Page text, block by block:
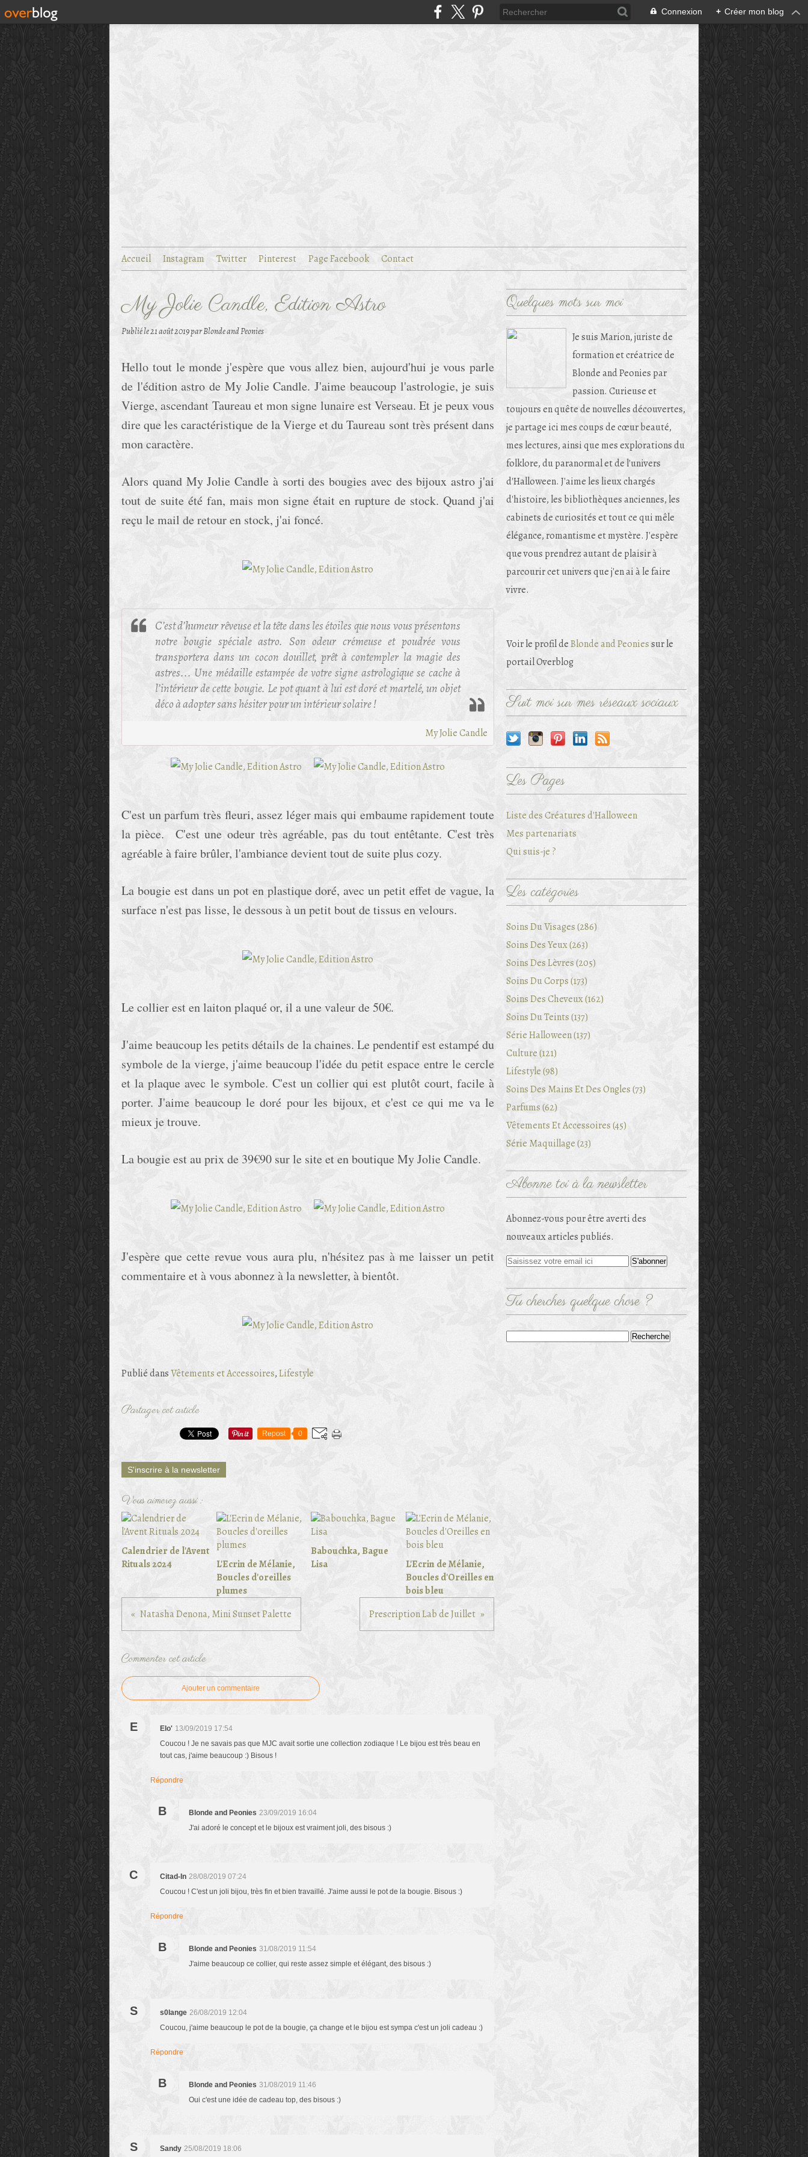
Connexion + Créer mon blog
Accueil Instagram Twitter Pinterest Page Facebook Contact
My Jolie Candle, Edition Astro
Publié le21 août 2019par Blonde and Peonies
Hello tout le monde j'espère que vous allez bien, aujourd'hui je vous parle
de l'édition astro de My Jolie Candle. J'aime beaucoup l'astrologie, je suis
Vierge, ascendant Taureau et mon signe lunaire est Verseau. Et je peux vous
dire que les caractéristique de la Vierge et du Taureau sont très présent dans
mon caractère.
Alors quand My Jolie Candle à sorti des bougies avec des bijoux astro j'ai
tout de suite été fan, mais mon signe était en rupture de stock. Quand j'ai
reçu le mail de retour en stock, j'ai foncé.
C’est d’humeur rêveuse et la tête dans les étoiles que nous vous présentons
notre bougie spéciale astro. Son odeur crémeuse et poudrée vous
transportera dans un cocon douillet, prêt à contempler la magie des
astres... Une médaille estampée de votre signe astrologique se cache à
l’intérieur de cette bougie. Le pot quant à lui est doré et martelé, un objet
déco à adopter sans hésiter pour un intérieur solaire !
My Jolie Candle
C'est un parfum très fleuri, assez léger mais qui embaume rapidement toute
la pièce. C'est une odeur très agréable, pas du tout entêtante. C'est très
agréable à faire brûler, l'ambiance devient tout de suite plus cozy.
La bougie est dans un pot en plastique doré, avec un petit effet de vague, la
surface n'est pas lisse, le dessous à un petit bout de tissus en velours.
Le collier est en laiton plaqué or, il a une valeur de 50€.
J'aime beaucoup les petits détails de la chaines. Le pendentif est estampé du
symbole de la vierge, j'aime beaucoup l'idée du petit espace entre le cercle
et la plaque avec le symbole. C'est un collier qui est plutôt court, facile à
porter. J'aime beaucoup le doré pour les bijoux, et c'est ce qui me va le
mieux je trouve.
La bougie est au prix de 39€90 sur le site et en boutique My Jolie Candle.
J'espère que cette revue vous aura plu, n'hésitez pas à me laisser un petit
commentaire et à vous abonnez à la newsletter, à bientôt.
Publié dansVêtements et Accessoires,Lifestyle
Partager cet article
Repost 0
S'inscrire à la newsletter
Vous aimerez aussi :
Calendrier de l'Avent
Rituals 2024
L'Ecrin de Mélanie,
Boucles d'oreilles
plumes
Babouchka, Bague
Lisa
L'Ecrin de Mélanie,
Boucles d'Oreilles en
bois bleu
Natasha Denona, Mini Sunset Palette
Prescription Lab de Juillet
Commenter cet article
Ajouter un commentaire
E Elo' 13/09/2019 17:54
Coucou ! Je ne savais pas que MJC avait sortie une collection zodiaque ! Le bijou est très beau en
tout cas, j'aime beaucoup :) Bisous !
Répondre
B Blonde and Peonies 23/09/2019 16:04
J'ai adoré le concept et le bijoux est vraiment joli, des bisous :)
C Citad-In 28/08/2019 07:24
Coucou ! C'est un joli bijou, très fin et bien travaillé. J'aime aussi le pot de la bougie. Bisous :)
Répondre
B Blonde and Peonies 31/08/2019 11:54
J'aime beaucoup ce collier, qui reste assez simple et élégant, des bisous :)
S s0lange 26/08/2019 12:04
Coucou, j'aime beaucoup le pot de la bougie, ça change et le bijou est sympa c'est un joli cadeau :)
Répondre
B Blonde and Peonies 31/08/2019 11:46
Oui c'est une idée de cadeau top, des bisous :)
S Sandy 25/08/2019 18:06
Quelques mots sur moi
Je suis Marion, juriste de
formation et créatrice de
Blonde and Peonies par
passion. Curieuse et
toujours en quête de nouvelles découvertes,
je partage ici mes coups de cœur beauté,
mes lectures, ainsi que mes explorations du
folklore, du paranormal et de l'univers
d'Halloween. J'aime les lieux chargés
d'histoire, les bibliothèques anciennes, les
cabinets de curiosités et tout ce qui mêle
élégance, romantisme et mystère. J'espère
que vous prendrez autant de plaisir à
parcourir cet univers que j'en ai à le faire
vivre.
Voir le profil deBlonde and Peoniessur le
portail Overblog
Suit moi sur mes réseaux sociaux
Les Pages
Liste des Créatures d'Halloween
Mes partenariats
Qui suis-je ?
Les catégories
Soins Du Visages (286)
Soins Des Yeux (263)
Soins Des Lèvres (205)
Soins Du Corps (173)
Soins Des Cheveux (162)
Soins Du Teints (137)
Série Halloween (137)
Culture (121)
Lifestyle (98)
Soins Des Mains Et Des Ongles (73)
Parfums (62)
Vêtements Et Accessoires (45)
Série Maquillage (23)
Abonne toi à la newsletter
Abonnez-vous pour être averti des
nouveaux articles publiés.
Tu cherches quelque chose ?